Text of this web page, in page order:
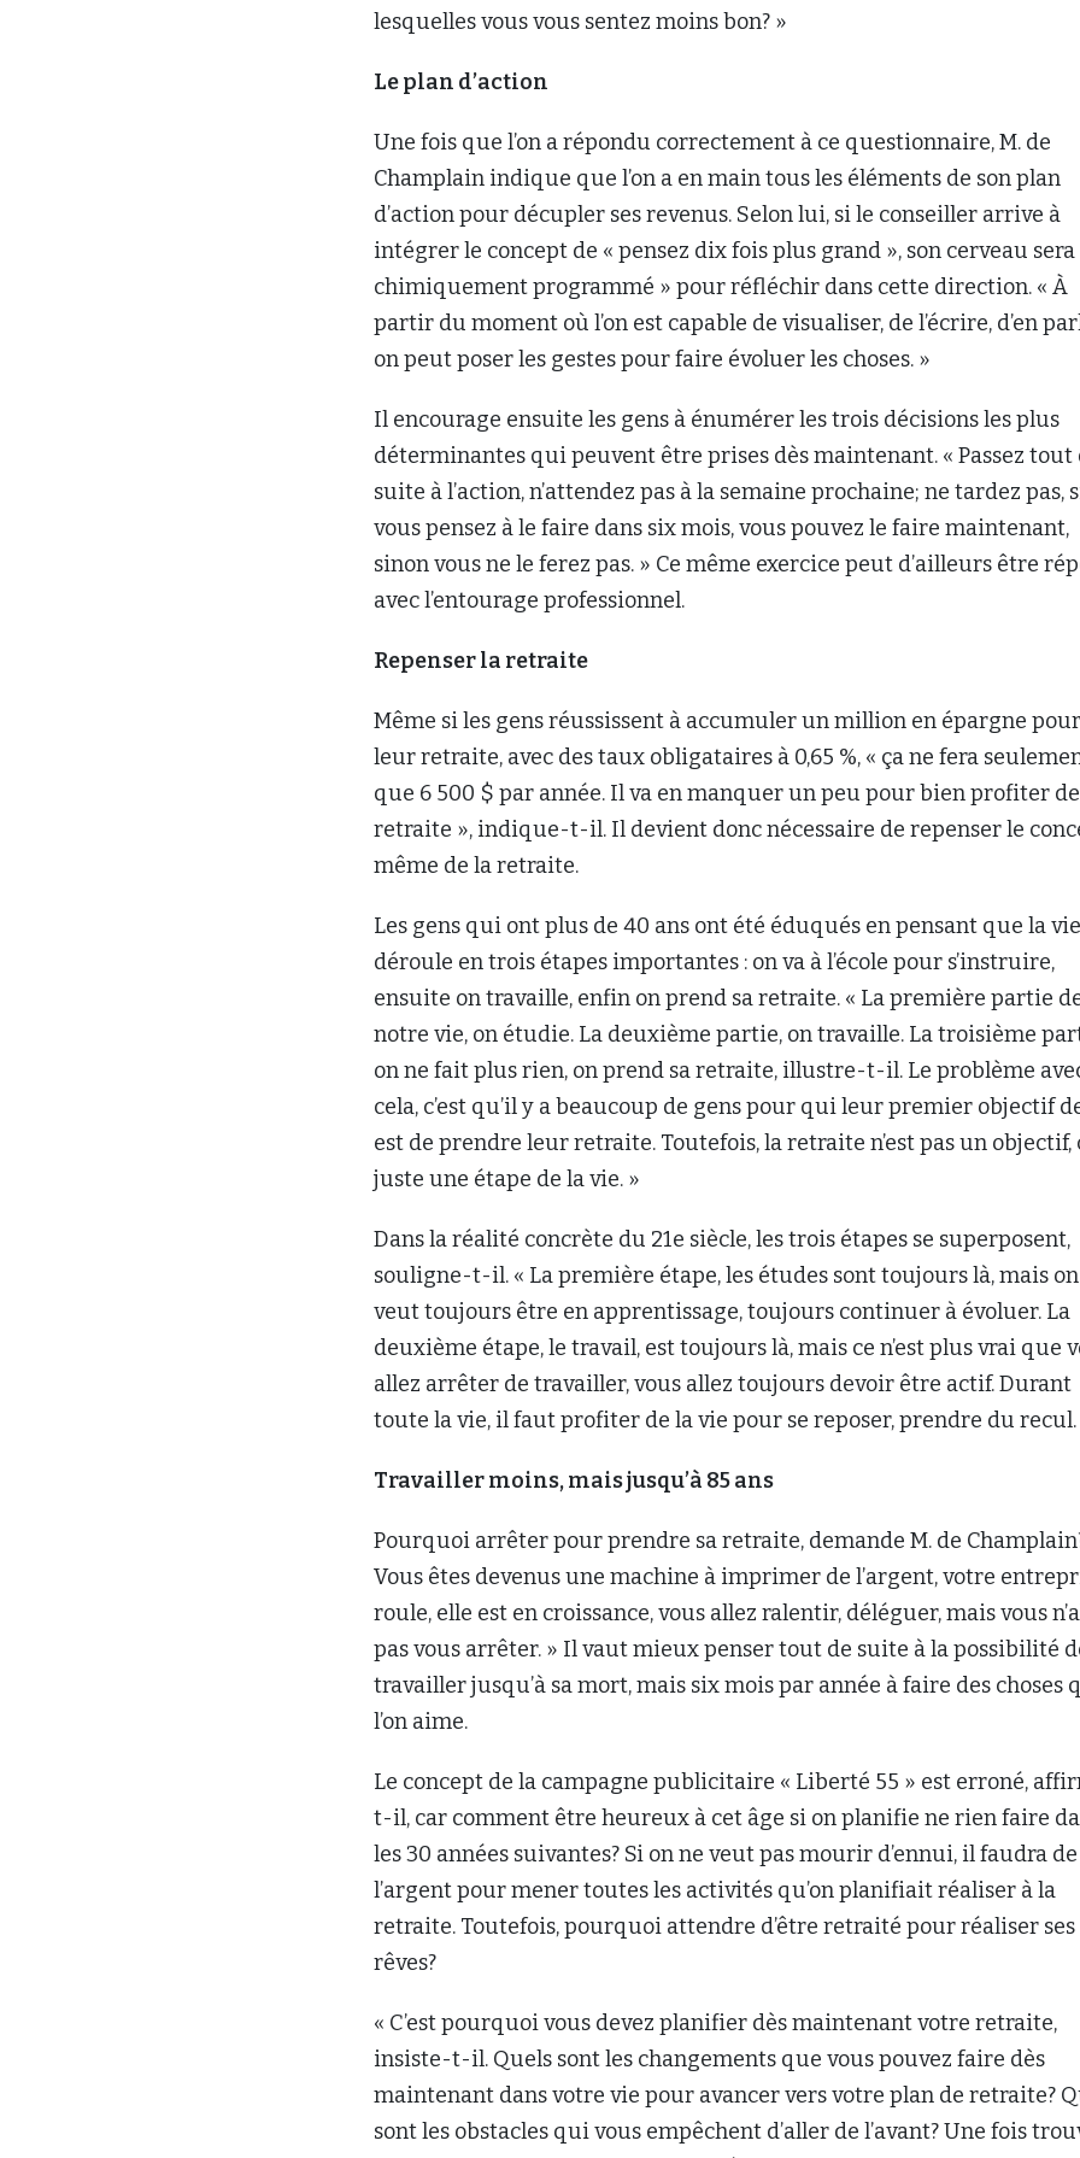
lesquelles vous vous sentez moins bon? »
Le plan d’action
Une fois que l’on a répondu correctement à ce questionnaire, M. de
Champlain indique que l’on a en main tous les éléments de son plan
d’action pour décupler ses revenus. Selon lui, si le conseiller arrive à
intégrer le concept de « pensez dix fois plus grand », son cerveau sera
chimiquement programmé » pour réfléchir dans cette direction. « À
partir du moment où l’on est capable de visualiser, de l’écrire, d’en
on peut poser les gestes pour faire évoluer les choses. »
Il encourage ensuite les gens à énumérer les trois décisions les plus
déterminantes qui peuvent être prises dès maintenant. « Passez tout
suite à l’action, n’attendez pas à la semaine prochaine; ne tardez pas,
vous pensez à le faire dans six mois, vous pouvez le faire maintenant,
sinon vous ne le ferez pas. » Ce même exercice peut d’ailleurs être
avec l’entourage professionnel.
Repenser la retraite
Même si les gens réussissent à accumuler un million en épargne pour
leur retraite, avec des taux obligataires à 0,65 %, « ça ne fera
que 6 500 $ par année. Il va en manquer un peu pour bien profiter
retraite », indique-t-il. Il devient donc nécessaire de repenser le
même de la retraite.
Les gens qui ont plus de 40 ans ont été éduqués en pensant que la
déroule en trois étapes importantes : on va à l’école pour s’instruire,
ensuite on travaille, enfin on prend sa retraite. « La première partie
notre vie, on étudie. La deuxième partie, on travaille. La troisième
on ne fait plus rien, on prend sa retraite, illustre-t-il. Le problème
cela, c’est qu’il y a beaucoup de gens pour qui leur premier objectif
est de prendre leur retraite. Toutefois, la retraite n’est pas un objectif,
juste une étape de la vie. »
Dans la réalité concrète du 21e siècle, les trois étapes se superposent,
souligne-t-il. « La première étape, les études sont toujours là, mais on
veut toujours être en apprentissage, toujours continuer à évoluer. La
deuxième étape, le travail, est toujours là, mais ce n’est plus vrai que
allez arrêter de travailler, vous allez toujours devoir être actif. Durant
toute la vie, il faut profiter de la vie pour se reposer, prendre du recul.
Travailler moins, mais jusqu’à 85 ans
Pourquoi arrêter pour prendre sa retraite, demande M. de
Vous êtes devenus une machine à imprimer de l’argent, votre
roule, elle est en croissance, vous allez ralentir, déléguer, mais vous
pas vous arrêter. » Il vaut mieux penser tout de suite à la possibilité
travailler jusqu’à sa mort, mais six mois par année à faire des choses
l’on aime.
Le concept de la campagne publicitaire « Liberté 55 » est erroné,
t-il, car comment être heureux à cet âge si on planifie ne rien faire
les 30 années suivantes? Si on ne veut pas mourir d’ennui, il faudra de
l’argent pour mener toutes les activités qu’on planifiait réaliser à la
retraite. Toutefois, pourquoi attendre d’être retraité pour réaliser ses
rêves?
« C’est pourquoi vous devez planifier dès maintenant votre retraite,
insiste-t-il. Quels sont les changements que vous pouvez faire dès
maintenant dans votre vie pour avancer vers votre plan de retraite?
sont les obstacles qui vous empêchent d’aller de l’avant? Une fois